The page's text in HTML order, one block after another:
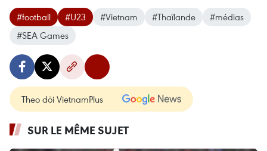
#football #U23 #Vietnam #Thaïlande
#médias
#SEA Games
Theo dõi VietnamPlus
SUR LE MÊME SUJET